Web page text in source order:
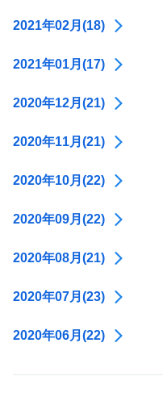
2021年02月(18)
2021年01月(17)
2020年12月(21)
2020年11月(21)
2020年10月(22)
2020年09月(22)
2020年08月(21)
2020年07月(23)
2020年06月(22)